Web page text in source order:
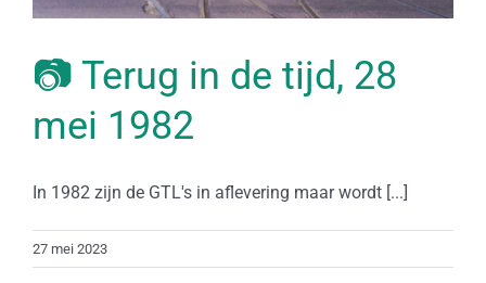
📷 Terug in de tijd, 28
mei 1982
In 1982 zijn de GTL's in aflevering maar wordt [...]
27 mei 2023